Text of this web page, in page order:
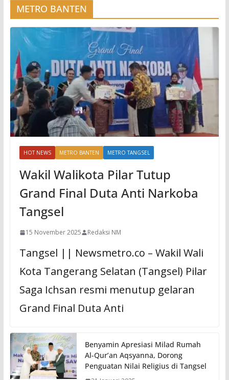
METRO BANTEN
HOT NEWS METRO BANTEN METRO TANGSEL
Wakil Walikota Pilar Tutup
Grand Final Duta Anti Narkoba
Tangsel
15 November 2025 Redaksi NM
Tangsel || Newsmetro.co – Wakil Wali
Kota Tangerang Selatan (Tangsel) Pilar
Saga Ichsan resmi menutup gelaran
Grand Final Duta Anti
Benyamin Apresiasi Milad Rumah
Al-Qur’an Aqsyanna, Dorong
Penguatan Nilai Religius di Tangsel